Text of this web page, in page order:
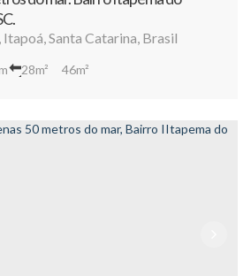
, Itapoá,Santa Catarina, Brasil
28m² 46m²